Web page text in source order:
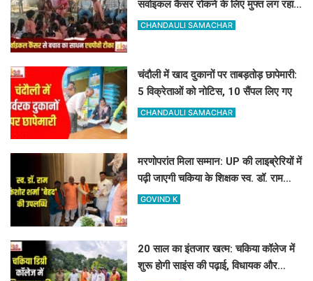
सर्वाइकल कैंसर रोकने के लिए मुफ्त लग रहा
HPV का टीका
CHANDAULI SAMACHAR
चंदौली में खाद दुकानों पर ताबड़तोड़ छापेमारी:
5 विक्रेताओं को नोटिस, 10 सैंपल लिए गए
CHANDAULI SAMACHAR
मरणोपरांत मिला सम्मान: UP की लाइब्रेरियों में
पढ़ी जाएगी चकिया के शिक्षक स्व. डॉ. राम
किशोर शर्मा 'बेहद' की पुस्तकें
GOVIND K
20 साल का इंतजार खत्म: चकिया कॉलेज में
शुरू होगी साइंस की पढ़ाई, विधायक और